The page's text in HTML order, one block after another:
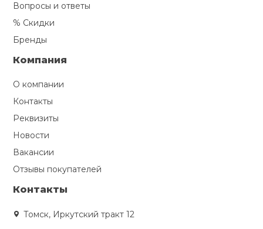
Вопросы и ответы
% Скидки
Бренды
Компания
О компании
Контакты
Реквизиты
Новости
Вакансии
Отзывы покупателей
Контакты
Томск, Иркутский тракт 12